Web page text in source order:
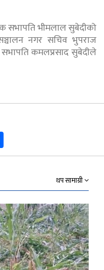
सभापति भीमलाल सुबेदीको
नगर सचिव भुपराज
कमलप्रसाद सुबेदीले
थप सामाग्री